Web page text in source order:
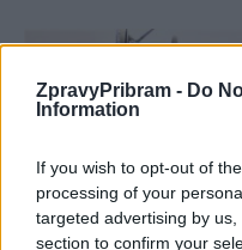
ZpravyPribram - Do
Information
If you wish to opt-out of
processing of your
targeted advertising by
section to confirm your